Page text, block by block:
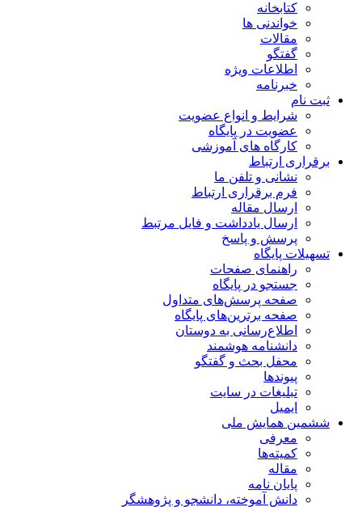
کتابخانه
خواندنی ها
مقالات
گفتگو
اطلاعات ویژه
خبرنامه
ثبت نام
شرایط و انواع عضویت
عضویت در پایگاه
کارگاه های آموزشی
برقراری ارتباط
نشانی و تلفن ما
فرم برقراری ارتباط
ارسال مقاله
ارسال یادداشت و فایل مرتبط
پرسش و پاسخ
تسهیلات پایگاه
راهنمای صفحات
جستجو در پایگاه
صفحه پرسش‌های متداول
صفحه برترین‌های پایگاه
اطلاع‌رسانی به دوستان
دانشنامه هوشمند
محفل بحث و گفتگو
پیوندها
تبلیغات در سایت
ایمیل
ششمین همایش ملی
معرفی
کمیته‌ها
مقاله
پایان نامه
دانش آموخته، دانشجو و پژوهشگر